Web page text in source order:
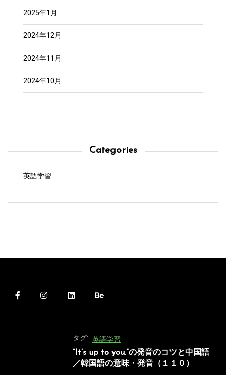
2025年1月
2024年12月
2024年11月
2024年10月
Categories
英語学習
タグ: 英語学習
“It’s up to you.”の発音のコツと中国語
／韓国語の意味・発音（１１０）